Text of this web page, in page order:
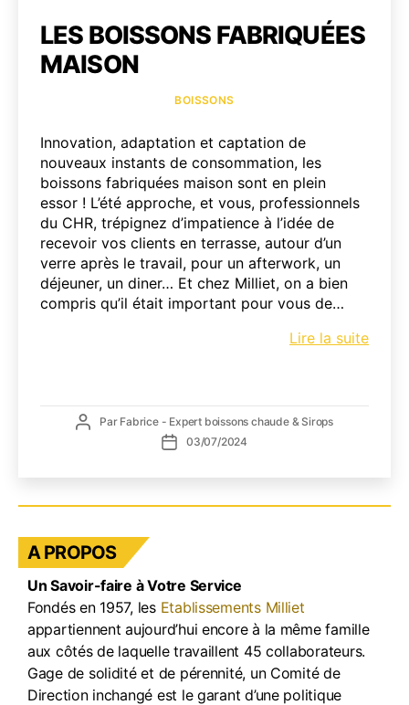
LES BOISSONS FABRIQUÉES
MAISON
BOISSONS
Innovation, adaptation et captation de
nouveaux instants de consommation, les
boissons fabriquées maison sont en plein
essor ! L’été approche, et vous, professionnels
du CHR, trépignez d’impatience à l’idée de
recevoir vos clients en terrasse, autour d’un
verre après le travail, pour un afterwork, un
déjeuner, un diner… Et chez Milliet, on a bien
compris qu’il était important pour vous de…
Lire la suiteLes
AuteurPar Fabrice - Expert boissons chaude & Sirops
Date
03/07/2024
A PROPOS
Un Savoir-faire à Votre Service
Fondés en 1957, les Etablissements Milliet
appartiennent aujourd’hui encore à la même famille
aux côtés de laquelle travaillent 45 collaborateurs.
Gage de solidité et de pérennité, un Comité de
Direction inchangé est le garant d’une politique